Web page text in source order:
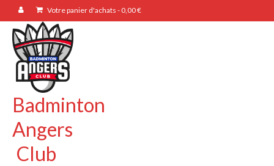
Votre panier d'achats - 0,00€
Badminton
Angers
Club